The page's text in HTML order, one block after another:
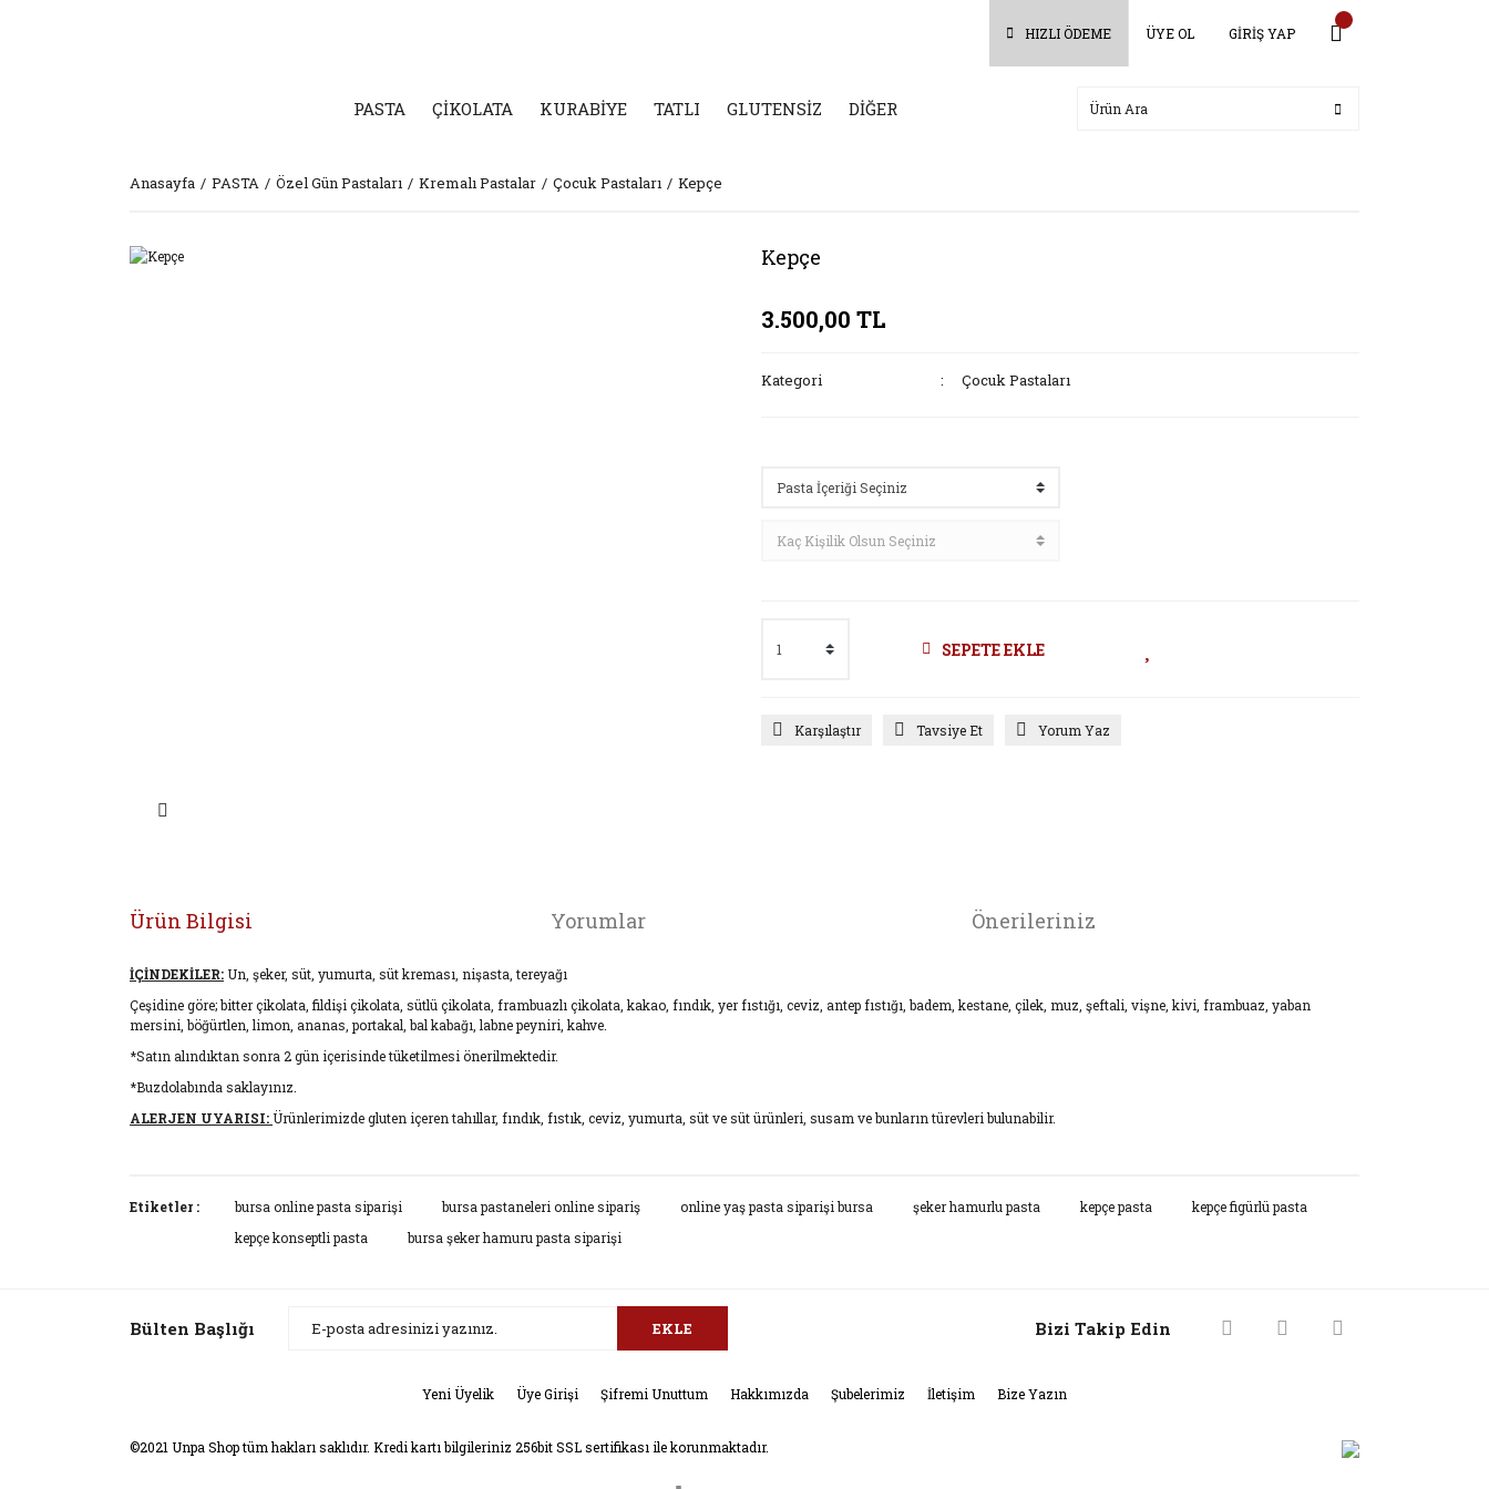
HIZLI ÖDEME ÜYE OL GİRİŞ YAP
PASTA ÇİKOLATA KURABİYE TATLI GLUTENSİZ DİĞER
Anasayfa PASTA Özel Gün Pastaları Kremalı Pastalar Çocuk Pastaları Kepçe
Kepçe
3.500,00 TL
Kategori Çocuk Pastaları
SEPETE EKLE
Karşılaştır Tavsiye Et Yorum Yaz
Ürün Bilgisi Yorumlar Önerileriniz
İÇİNDEKİLER: Un, şeker, süt, yumurta, süt kreması, nişasta, tereyağı
Çeşidine göre; bitter çikolata, fildişi çikolata, sütlü çikolata, frambuazlı çikolata, kakao, fındık, yer fıstığı, ceviz, antep fıstığı, badem, kestane, çilek, muz, şeftali, vişne, kivi, frambuaz, yaban
mersini, böğürtlen, limon, ananas, portakal, bal kabağı, labne peyniri, kahve.
*Satın alındıktan sonra 2 gün içerisinde tüketilmesi önerilmektedir.
*Buzdolabında saklayınız.
ALERJEN UYARISI: Ürünlerimizde gluten içeren tahıllar, fındık, fıstık, ceviz, yumurta, süt ve süt ürünleri, susam ve bunların türevleri bulunabilir.
Bu ürüne ilk yorumu siz yapın!
Görüş ve önerileriniz için teşekkür ederiz.
Ürün bilgilerinde hatalar bulunuyor.
Etiketler : bursa online pasta siparişi bursa pastaneleri online sipariş online yaş pasta siparişi bursa şeker hamurlu pasta kepçe pasta
kepçe figürlü pasta
kepçe konseptli pasta
bursa şeker hamuru pasta siparişi
Bülten Başlığı EKLE Bizi Takip Edin
Yeni Üyelik Üye Girişi Şifremi Unuttum Hakkımızda Şubelerimiz İletişim Bize Yazın
©2021 Unpa Shop tüm hakları saklıdır. Kredi kartı bilgileriniz 256bit SSL sertifikası ile korunmaktadır.